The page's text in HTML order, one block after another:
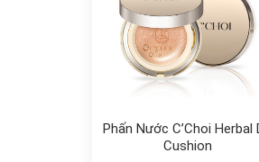
Phấn Nước C’Choi Herbal
Cushion